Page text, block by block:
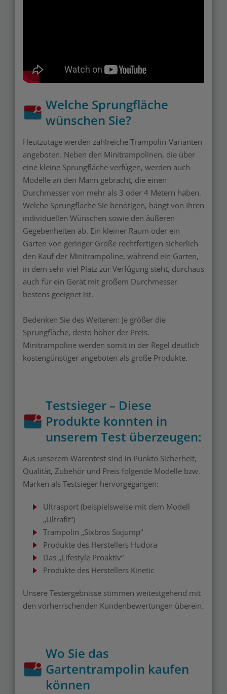
Welche Sprungfläche
wünschen Sie?
Heutzutage werden zahlreiche Trampolin-Varianten
angeboten. Neben den Minitrampolinen, die über
eine kleine Sprungfläche verfügen, werden auch
Modelle an den Mann gebracht, die einen
Durchmesser von mehr als 3 oder 4 Metern haben.
Welche Sprungfläche Sie benötigen, hängt von Ihren
individuellen Wünschen sowie den äußeren
Gegebenheiten ab. Ein kleiner Raum oder ein
Garten von geringer Größe rechtfertigen sicherlich
den Kauf der Minitrampoline, während ein Garten,
in dem sehr viel Platz zur Verfügung steht, durchaus
auch für ein Gerät mit großem Durchmesser
bestens geeignet ist.
Bedenken Sie des Weiteren: Je größer die
Sprungfläche, desto höher der Preis.
Minitrampoline werden somit in der Regel deutlich
kostengünstiger angeboten als große Produkte.
Testsieger – Diese
Produkte konnten in
unserem Test überzeugen:
Aus unserem Warentest sind in Punkto Sicherheit,
Qualität, Zubehör und Preis folgende Modelle bzw.
Marken als Testsieger hervorgegangen:
Ultrasport (beispielsweise mit dem Modell
„Ultrafit“)
Trampolin „Sixbros Sixjump“
Produkte des Herstellers Hudora
Das „Lifestyle Proaktiv“
Produkte des Herstellers Kinetic
Unsere Testergebnisse stimmen weitestgehend mit
den vorherrschenden Kundenbewertungen überein.
Wo Sie das
Gartentrampolin kaufen
können